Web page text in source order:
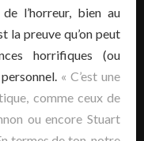
l’horreur, bien au
la preuve qu’on peut
horrifiques (ou
« C’est une
comme ceux de
ou encore Stuart